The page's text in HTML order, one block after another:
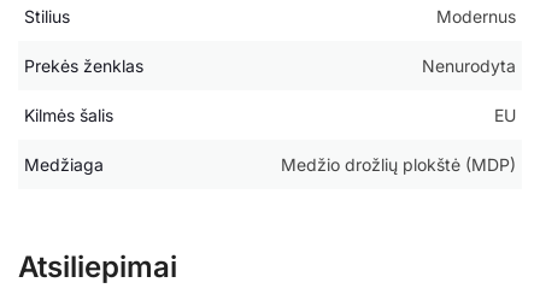
Stilius Modernus
Prekės ženklas Nenurodyta
Kilmės šalis EU
Medžiaga Medžio drožlių plokštė (MDP)
Atsiliepimai